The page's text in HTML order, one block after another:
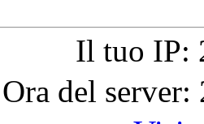
Il tuo IP:
Ora del